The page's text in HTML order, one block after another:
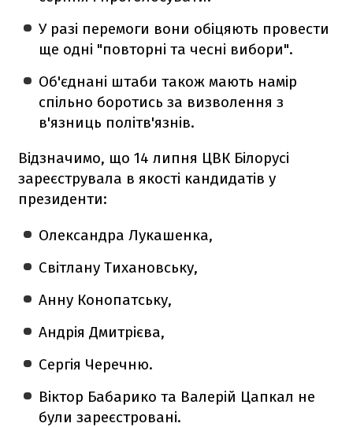
У разі перемоги вони обіцяють провести
ще одні "повторні та чесні вибори".
Об'єднані штаби також мають намір
спільно боротись за визволення з
в'язниць політв'язнів.
Відзначимо, що 14 липня ЦВК Білорусі
зареєструвала в якості кандидатів у
президенти:
Олександра Лукашенка,
Світлану Тихановську,
Анну Конопатську,
Андрія Дмитрієва,
Сергія Черечню.
Віктор Бабарико та Валерій Цапкал не
були зареєстровані.